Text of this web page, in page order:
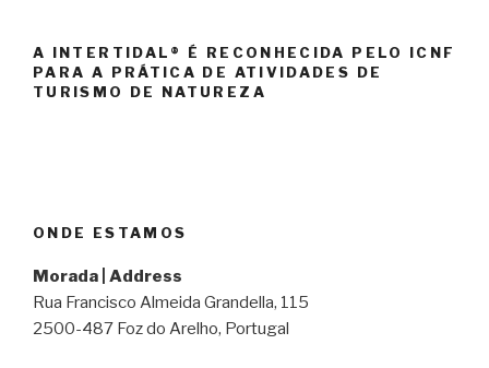
A INTERTIDAL® É RECONHECIDA PELO ICNF
PARA A PRÁTICA DE ATIVIDADES DE
TURISMO DE NATUREZA
ONDE ESTAMOS
Morada | Address
Rua Francisco Almeida Grandella, 115
2500-487 Foz do Arelho, Portugal